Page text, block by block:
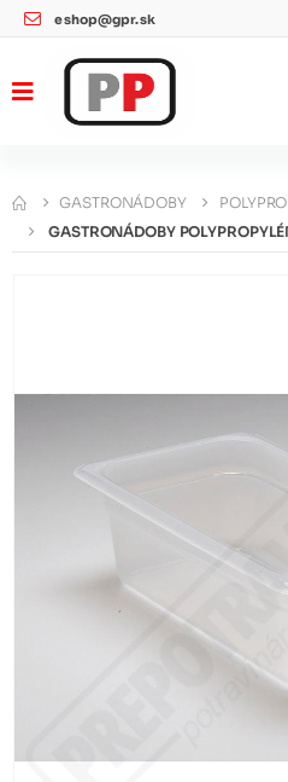
eshop@gpr.sk
GASTRONÁDOBY
GASTRONÁDOBY